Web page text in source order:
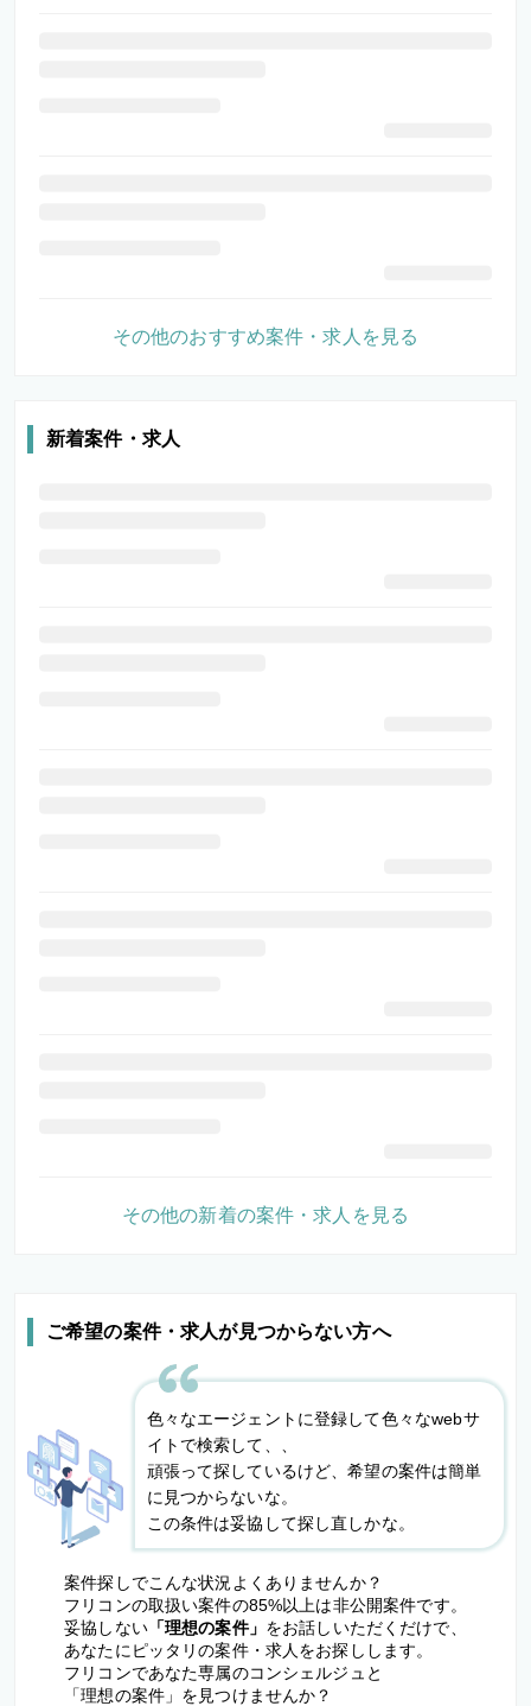
ご希望の案件・求人が見つからない方へ
色々なエージェントに登録して色々なwebサ
イトで検索して、、
頑張って探しているけど、希望の案件は簡単
に見つからないな。
この条件は妥協して探し直しかな。
案件探しでこんな状況よくありませんか？
フリコンの取扱い案件の85%以上は非公開案件です。
妥協しない「理想の案件」 をお話しいただくだけで、
あなたにピッタリの案件・求人をお探しします。
フリコンであなた専属のコンシェルジュと
「理想の案件」を見つけませんか？
その他のおすすめ案件・求人を見る
新着案件・求人
その他の新着の案件・求人を見る